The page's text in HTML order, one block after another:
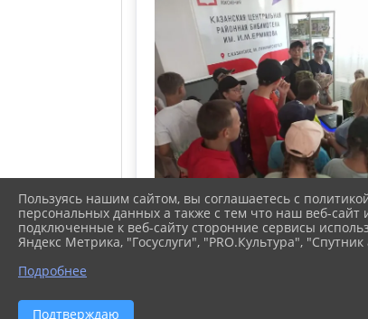
Пользуясь нашим сайтом, вы соглашаетесь с
персональных данных а также с тем что наш веб-сайт
подключенные к веб-сайту сторонние сервисы
Яндекс Метрика, "Госуслуги", "PRO.Культура",
Подробнее
Подтверждаю